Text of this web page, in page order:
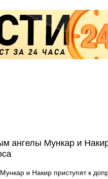
ангелы Мункар и
и Накир приступят к